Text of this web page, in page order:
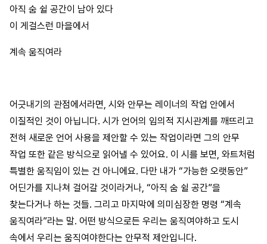
아직 숨 쉴 공간이 남아 있다
이 게걸스런 마을에서
계속 움직여라
어긋내기의 관점에서라면, 시와 안무는 레이너의 작업 안에서
이질적인 것이 아닙니다. 시가 언어의 임의적 지시관계를 깨뜨리고
전혀 새로운 언어 사용을 제안할 수 있는 작업이라면 그의 안무
작업 또한 같은 방식으로 읽어낼 수 있어요. 이 시를 보면, 와트처럼
특별한 움직임이 있는 건 아니에요. 다만 내가 “가능한 오랫동안”
어딘가를 지나쳐 걸어갈 것이라거나, “아직 숨 쉴 공간”을
찾는다거나 하는 것들. 그리고 마지막에 의미심장한 명령 “계속
움직여라”라는 말. 어떤 방식으로든 우리는 움직여야하고 도시
속에서 우리는 움직여야한다는 안무적 제안입니다.